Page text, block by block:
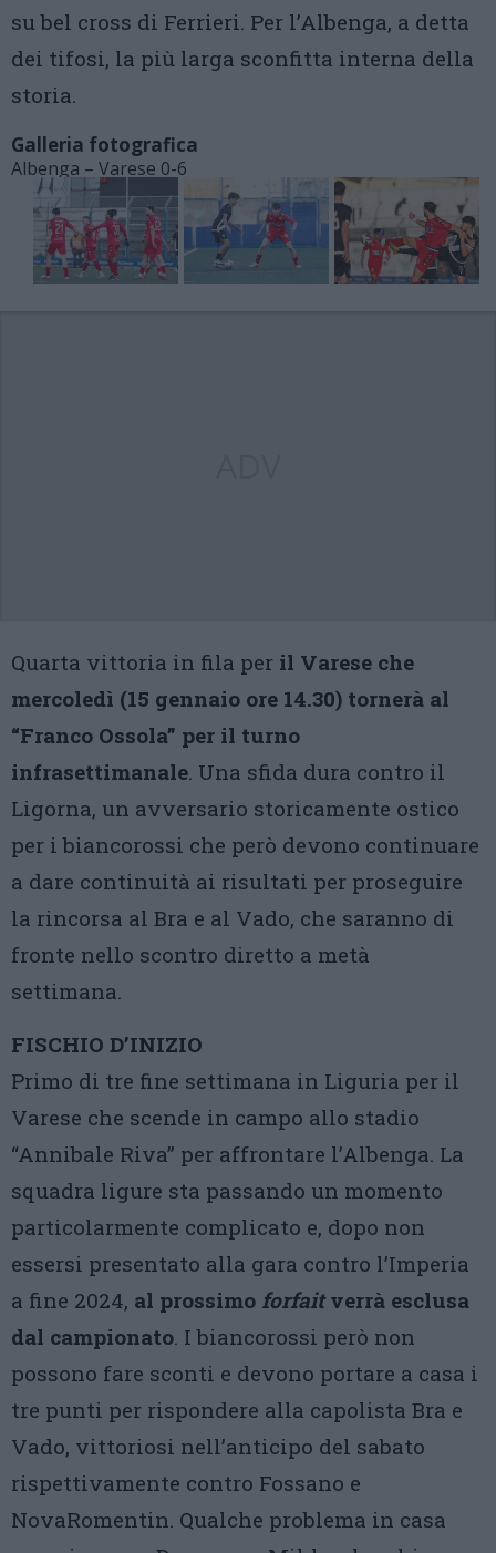
su bel cross di Ferrieri. Per l’Albenga, a detta
dei tifosi, la più larga sconfitta interna della
storia.
Galleria fotografica
Albenga – Varese 0-6
Quarta vittoria in fila per il Varese che
mercoledì (15 gennaio ore 14.30) tornerà al
“Franco Ossola” per il turno
infrasettimanale. Una sfida dura contro il
Ligorna, un avversario storicamente ostico
per i biancorossi che però devono continuare
a dare continuità ai risultati per proseguire
la rincorsa al Bra e al Vado, che saranno di
fronte nello scontro diretto a metà
settimana.
FISCHIO D’INIZIO
Primo di tre fine settimana in Liguria per il
Varese che scende in campo allo stadio
“Annibale Riva” per affrontare l’Albenga. La
squadra ligure sta passando un momento
particolarmente complicato e, dopo non
essersi presentato alla gara contro l’Imperia
a fine 2024, al prossimo forfaitverrà esclusa
dal campionato. I biancorossi però non
possono fare sconti e devono portare a casa i
tre punti per rispondere alla capolista Bra e
Vado, vittoriosi nell’anticipo del sabato
rispettivamente contro Fossano e
NovaRomentin. Qualche problema in casa